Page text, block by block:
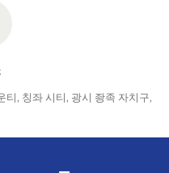
, 칭좌 시티, 광시 좡족 자치구,